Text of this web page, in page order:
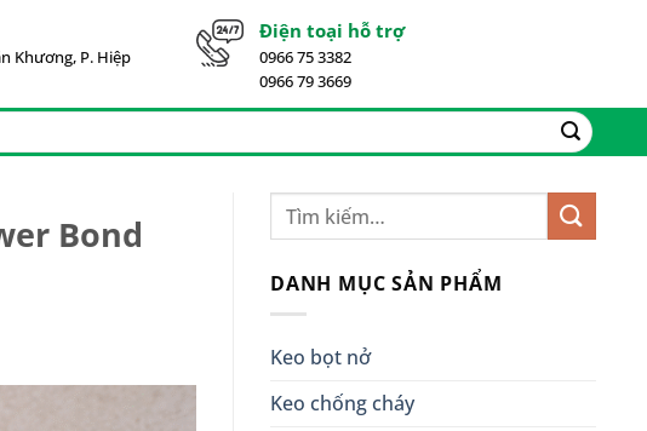
Khương, P. Hiệp
Điện toại hỗ trợ
0966 75 3382
0966 79 3669
Bond
DANH MỤC SẢN PHẨM
Keo bọt nở
Keo chống cháy